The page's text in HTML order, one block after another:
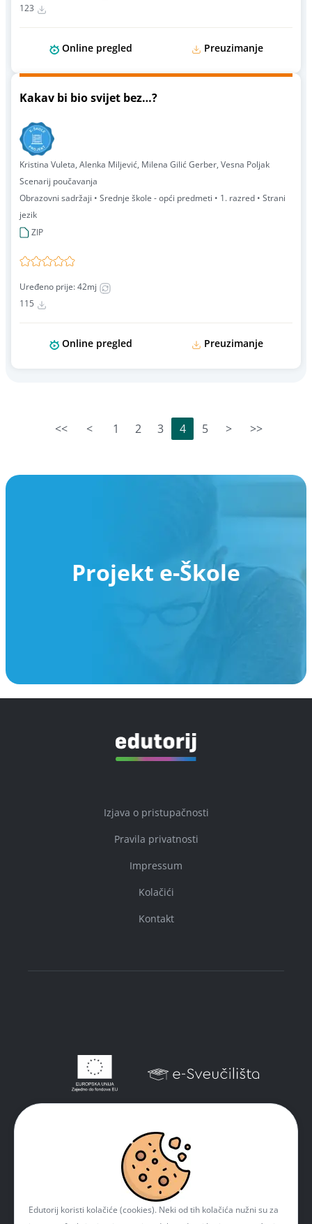
123
Online pregled Preuzimanje
Kakav bi bio svijet bez…?
Kristina Vuleta, Alenka Miljević, Milena Gilić Gerber, Vesna Poljak
Scenarij poučavanja
Obrazovni sadržaji • Srednje škole - opći predmeti • 1. razred • Strani
jezik
ZIP
Uređeno prije: 42mj
115
Online pregled Preuzimanje
<< < 1 2 3 4 5 > >>
Projekt e-Škole
Izjava o pristupačnosti
Pravila privatnosti
Impressum
Kolačići
Kontakt
Edutorij koristi kolačiće (cookies). Neki od tih kolačića nužni su za